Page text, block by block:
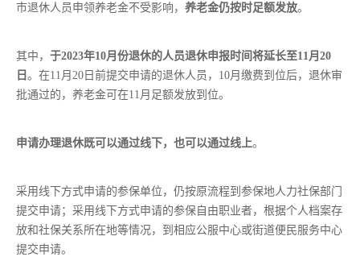
市退休人员申领养老金不受影响， 养老金仍按时足额发放。
其中， 于2023年10月份退休的人员退休申报时间将延长至11月20
日 。在11月20日前提交申请的退休人员，10月缴费到位后，退休审
批通过的，养老金可在11月足额发放到位。
申请办理退休既可以通过线下，也可以通过线上。
采用线下方式申请的参保单位，仍按原流程到参保地人力社保部门
提交申请；采用线下方式申请的参保自由职业者，根据个人档案存
放和社保关系所在地等情况，到相应公服中心或街道便民服务中心
提交申请。